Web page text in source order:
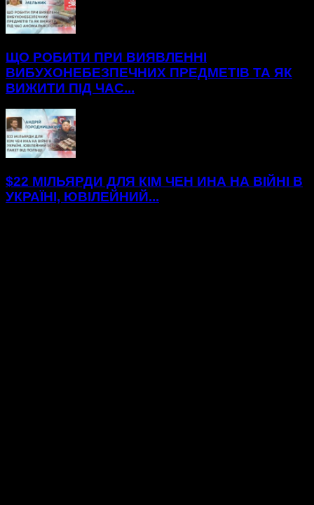
ЩО РОБИТИ ПРИ ВИЯВЛЕННІ
ВИБУХОНЕБЕЗПЕЧНИХ ПРЕДМЕТІВ ТА ЯК
ВИЖИТИ ПІД ЧАС...
$22 МІЛЬЯРДИ ДЛЯ КІМ ЧЕН ИНА НА ВІЙНІ В
УКРАЇНІ, ЮВІЛЕЙНИЙ...